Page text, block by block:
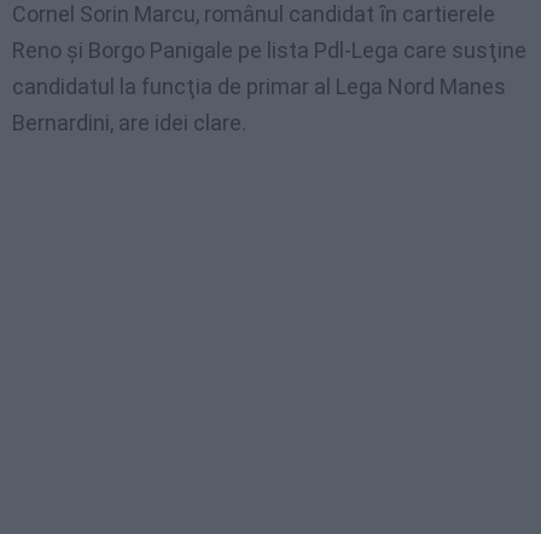
Cornel Sorin Marcu, românul candidat ȋn cartierele
Reno şi Borgo Panigale pe lista Pdl-Lega care susţine
candidatul la funcţia de primar al Lega Nord Manes
Bernardini, are idei clare.